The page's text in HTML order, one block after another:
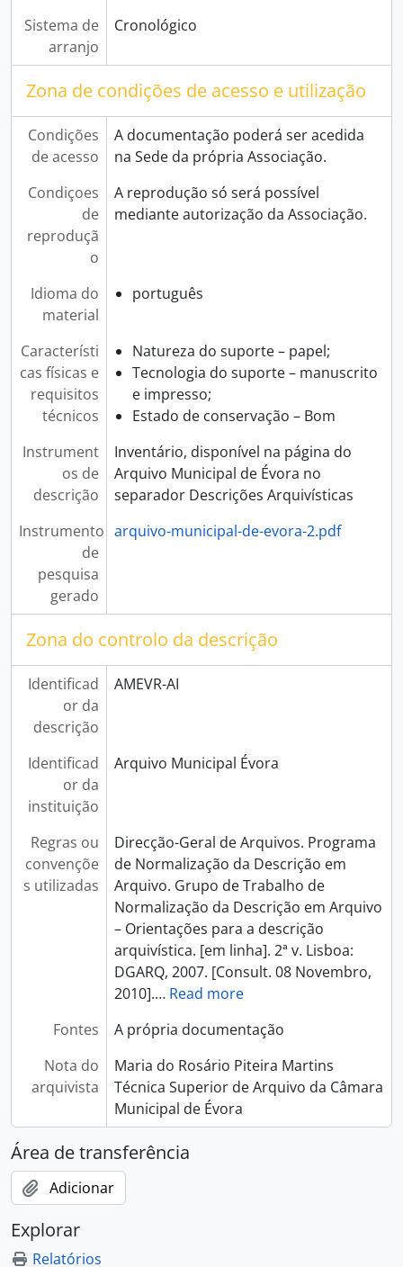
Sistema de
arranjo
Cronológico
Zona de condições de acesso e utilização
Condições
de acesso
A documentação poderá ser acedida
na Sede da própria Associação.
Condiçoes
de
reproduçã
o
A reprodução só será possível
mediante autorização da Associação.
Idioma do
material
português
Característi
cas físicas e
requisitos
técnicos
Natureza do suporte – papel;
Tecnologia do suporte – manuscrito
e impresso;
Estado de conservação – Bom
Instrument
os de
descrição
Inventário, disponível na página do
Arquivo Municipal de Évora no
separador Descrições Arquivísticas
Instrumento
de
pesquisa
gerado
arquivo-municipal-de-evora-2.pdf
Zona do controlo da descrição
Identificad
or da
descrição
AMEVR-AI
Identificad
or da
instituição
Arquivo Municipal Évora
Regras ou
convençõe
s utilizadas
Direcção-Geral de Arquivos. Programa
de Normalização da Descrição em
Arquivo. Grupo de Trabalho de
Normalização da Descrição em Arquivo
– Orientações para a descrição
arquivística. [em linha]. 2ª v. Lisboa:
DGARQ, 2007. [Consult. 08 Novembro,
2010].… Read more
Fontes
A própria documentação
Nota do
arquivista
Maria do Rosário Piteira Martins
Técnica Superior de Arquivo da Câmara
Municipal de Évora
Área de transferência
Adicionar
Explorar
Relatórios